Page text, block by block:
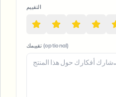
التقييم
تقييمك (optional)